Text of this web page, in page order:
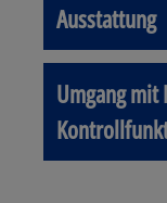
Ausstattung
Umgang